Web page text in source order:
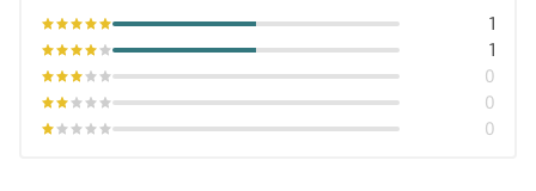
0
0
0
1
1